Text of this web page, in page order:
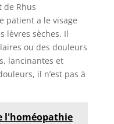
de Rhus
patient a le visage
lèvres sèches. Il
ou des douleurs
lancinantes et
il n’est pas à
l'homéopathie